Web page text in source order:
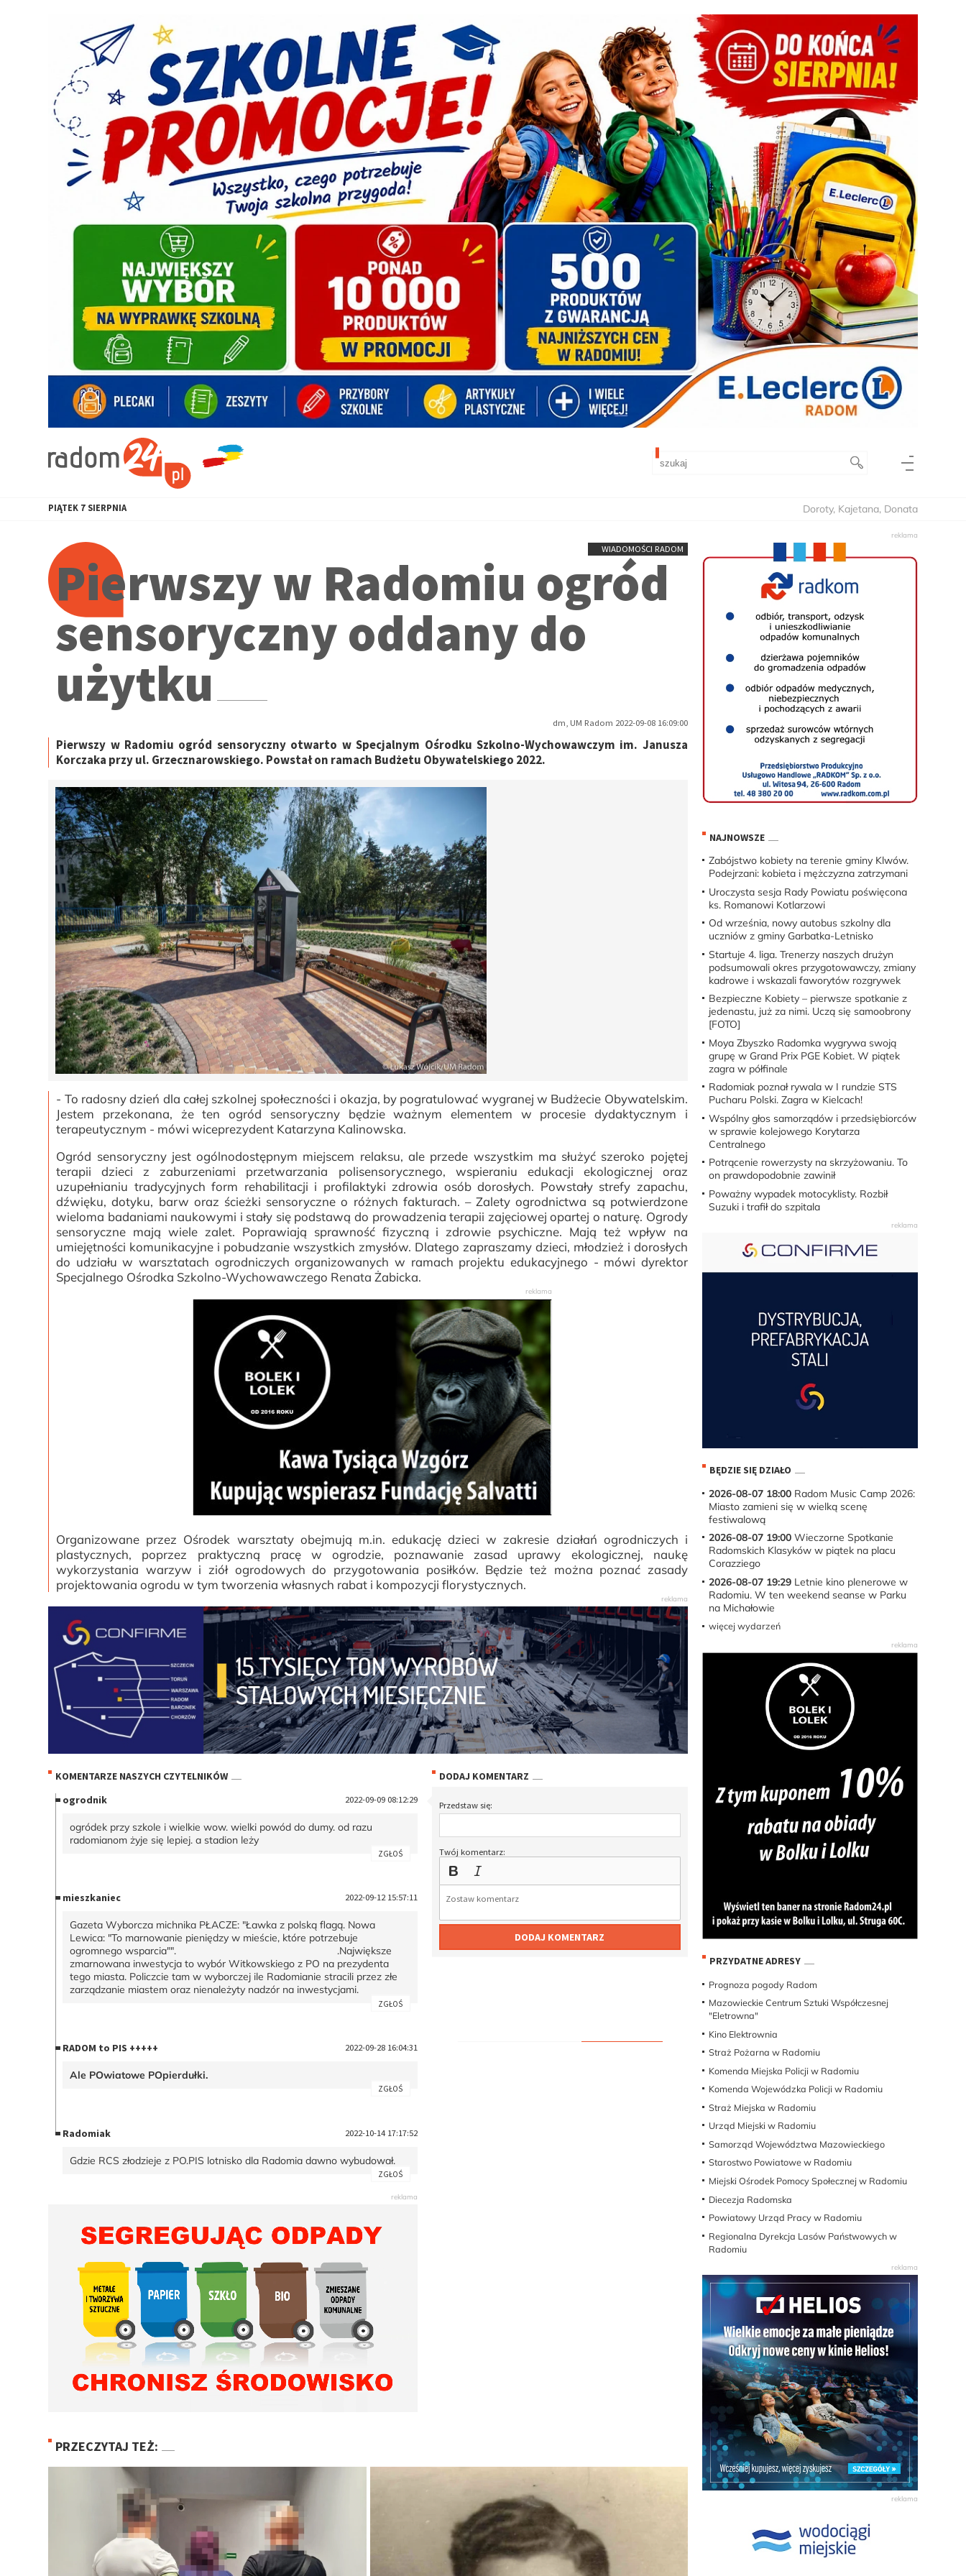
PIĄTEK 7 SIERPNIA Doroty, Kajetana, Donata
WIADOMOŚCI RADOM
Pierwszy w Radomiu ogród
sensoryczny oddany do
użytku
dm, UM Radom 2022-09-08 16:09:00
Pierwszy w Radomiu ogród sensoryczny otwarto w Specjalnym Ośrodku Szkolno-Wychowawczym im. Janusza
Korczaka przy ul. Grzecznarowskiego. Powstał on ramach Budżetu Obywatelskiego 2022.
- To radosny dzień dla całej szkolnej społeczności i okazja, by pogratulować wygranej w Budżecie Obywatelskim.
Jestem przekonana, że ten ogród sensoryczny będzie ważnym elementem w procesie dydaktycznym i
terapeutycznym - mówi wiceprezydent Katarzyna Kalinowska.
Ogród sensoryczny jest ogólnodostępnym miejscem relaksu, ale przede wszystkim ma służyć szeroko pojętej
terapii dzieci z zaburzeniami przetwarzania polisensorycznego, wspieraniu edukacji ekologicznej oraz
uzupełnianiu tradycyjnych form rehabilitacji i profilaktyki zdrowia osób dorosłych. Powstały strefy zapachu,
dźwięku, dotyku, barw oraz ścieżki sensoryczne o różnych fakturach. – Zalety ogrodnictwa są potwierdzone
wieloma badaniami naukowymi i stały się podstawą do prowadzenia terapii zajęciowej opartej o naturę. Ogrody
sensoryczne mają wiele zalet. Poprawiają sprawność fizyczną i zdrowie psychiczne. Mają też wpływ na
umiejętności komunikacyjne i pobudzanie wszystkich zmysłów. Dlatego zapraszamy dzieci, młodzież i dorosłych
do udziału w warsztatach ogrodniczych organizowanych w ramach projektu edukacyjnego - mówi dyrektor
Specjalnego Ośrodka Szkolno-Wychowawczego Renata Żabicka.
Organizowane przez Ośrodek warsztaty obejmują m.in. edukację dzieci w zakresie działań ogrodniczych i
plastycznych, poprzez praktyczną pracę w ogrodzie, poznawanie zasad uprawy ekologicznej, naukę
wykorzystania warzyw i ziół ogrodowych do przygotowania posiłków. Będzie też można poznać zasady
projektowania ogrodu w tym tworzenia własnych rabat i kompozycji florystycznych.
KOMENTARZE NASZYCH CZYTELNIKÓW
ogrodnik
2022-09-09 08:12:29
ogródek przy szkole i wielkie wow. wielki powód do dumy. od razu
radomianom żyje się lepiej. a stadion leży
ZGŁOŚ
mieszkaniec 2022-09-12 15:57:11
Gazeta Wyborcza michnika PŁACZE: "Ławka z polską flagą. Nowa
Lewica: "To marnowanie pieniędzy w mieście, które potrzebuje
ogromnego wsparcia"". .Największe
zmarnowana inwestycja to wybór Witkowskiego z PO na prezydenta
tego miasta. Policzcie tam w wyborczej ile Radomianie stracili przez złe
zarządzanie miastem oraz nienależyty nadzór na inwestycjami.
ZGŁOŚ
RADOM to PIS +++++ 2022-09-28 16:04:31
Ale POwiatowe POpierdułki.
ZGŁOŚ
Radomiak 2022-10-14 17:17:52
Gdzie RCS złodzieje z PO.PIS lotnisko dla Radomia dawno wybudował.
ZGŁOŚ
DODAJ KOMENTARZ
Przedstaw się:
Twój komentarz:
DODAJ KOMENTARZ
PRZECZYTAJ TEŻ:
NAJNOWSZE
Zabójstwo kobiety na terenie gminy Klwów.
Podejrzani: kobieta i mężczyzna zatrzymani
Uroczysta sesja Rady Powiatu poświęcona
ks. Romanowi Kotlarzowi
Od września, nowy autobus szkolny dla
uczniów z gminy Garbatka-Letnisko
Startuje 4. liga. Trenerzy naszych drużyn
podsumowali okres przygotowawczy, zmiany
kadrowe i wskazali faworytów rozgrywek
Bezpieczne Kobiety – pierwsze spotkanie z
jedenastu, już za nimi. Uczą się samoobrony
[FOTO]
Moya Zbyszko Radomka wygrywa swoją
grupę w Grand Prix PGE Kobiet. W piątek
zagra w półfinale
Radomiak poznał rywala w I rundzie STS
Pucharu Polski. Zagra w Kielcach!
Wspólny głos samorządów i przedsiębiorców
w sprawie kolejowego Korytarza
Centralnego
Potrącenie rowerzysty na skrzyżowaniu. To
on prawdopodobnie zawinił
Poważny wypadek motocyklisty. Rozbił
Suzuki i trafił do szpitala
BĘDZIE SIĘ DZIAŁO
2026-08-07 18:00Radom Music Camp 2026:
Miasto zamieni się w wielką scenę
festiwalową
2026-08-07 19:00Wieczorne Spotkanie
Radomskich Klasyków w piątek na placu
Corazziego
2026-08-07 19:29Letnie kino plenerowe w
Radomiu. W ten weekend seanse w Parku
na Michałowie
więcej wydarzeń
PRZYDATNE ADRESY
Prognoza pogody Radom
Mazowieckie Centrum Sztuki Współczesnej
"Eletrowna"
Kino Elektrownia
Straż Pożarna w Radomiu
Komenda Miejska Policji w Radomiu
Komenda Wojewódzka Policji w Radomiu
Straż Miejska w Radomiu
Urząd Miejski w Radomiu
Samorząd Województwa Mazowieckiego
Starostwo Powiatowe w Radomiu
Miejski Ośrodek Pomocy Społecznej w Radomiu
Diecezja Radomska
Powiatowy Urząd Pracy w Radomiu
Regionalna Dyrekcja Lasów Państwowych w
Radomiu